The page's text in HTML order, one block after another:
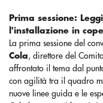
Prima sessione:
l'installazione in
La prima sessione del
Cola , direttore del
affrontato il tema dal
con agilità tra il quadro
nuove linee guida e le